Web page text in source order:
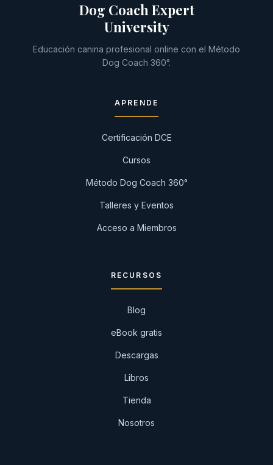
Dog Coach Expert
University
Educación canina profesional online con el Método
Dog Coach 360°.
APRENDE
Certificación DCE
Cursos
Método Dog Coach 360°
Talleres y Eventos
Acceso a Miembros
RECURSOS
Blog
eBook gratis
Descargas
Libros
Tienda
Nosotros